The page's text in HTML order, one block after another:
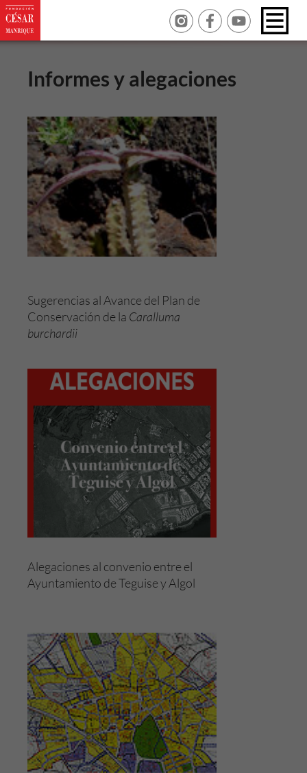
Informes y alegaciones
Sugerencias al Avance del Plan de
Conservación de la Caralluma
burchardii
Alegaciones al convenio entre el
Ayuntamiento de Teguise y Algol